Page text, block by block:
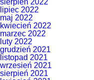
sierpień 2022
lipiec 2022
maj 2022
kwiecień 2022
marzec 2022
luty 2022
grudzień 2021
listopad 2021
wrzesień 2021
sierpień 2021